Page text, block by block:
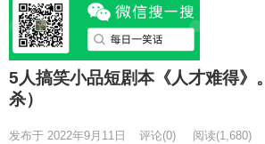
5人搞笑小品短剧本《人才难得》
杀）
发布于 2022年9月11日 评论(0) 阅读(1,680)